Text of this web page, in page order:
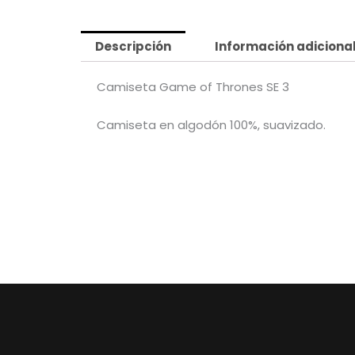
Descripción Información
Camiseta Game of Thrones SE 3
Camiseta en algodón 100%, suavizado.